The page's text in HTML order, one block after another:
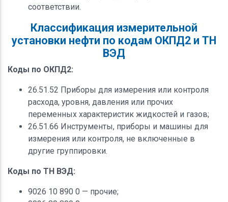
соответствии.
Классификация измерительной
установки нефти по кодам ОКПД2 и ТН
ВЭД
Коды по ОКПД2:
26.51.52 Приборы для измерения или контроля
расхода, уровня, давления или прочих
переменных характеристик жидкостей и газов;
26.51.66 Инструменты, приборы и машины для
измерения или контроля, не включенные в
другие группировки.
Коды по ТН ВЭД:
9026 10 890 0 — прочие;